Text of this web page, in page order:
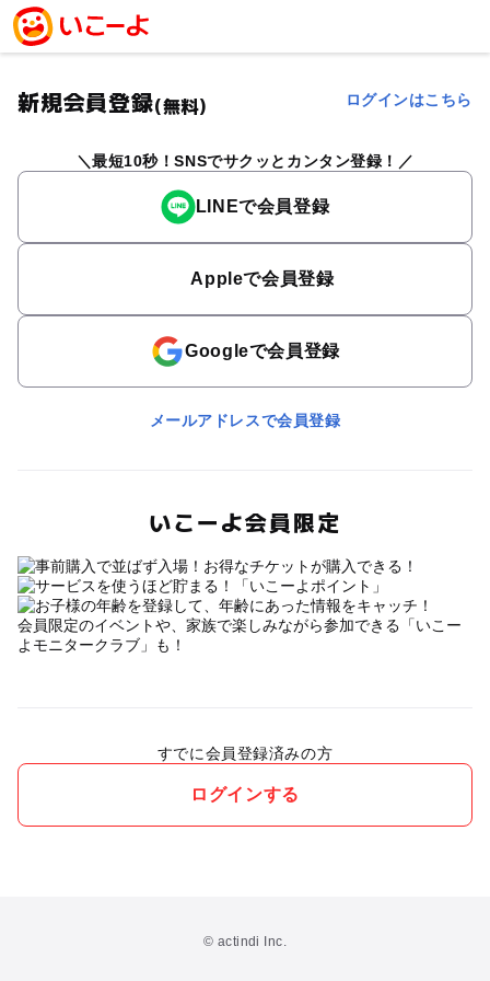
新規会員登録(無料) ログインはこちら
最短10秒！SNSでサクッとカンタン登録！
LINEで会員登録
Appleで会員登録
Googleで会員登録
メールアドレスで会員登録
いこーよ会員限定
会員限定のイベントや、家族で楽しみながら参加できる「いこー
よモニタークラブ」も！
すでに会員登録済みの方
ログインする
© actindi Inc.